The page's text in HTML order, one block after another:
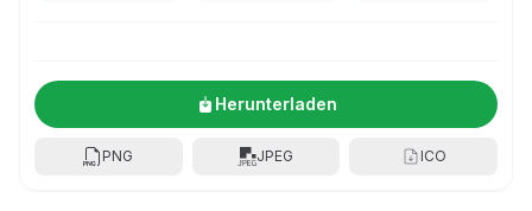
Herunterladen
PNG JPEG ICO